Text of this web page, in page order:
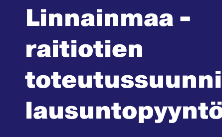
Linnainmaa -
raitiotien